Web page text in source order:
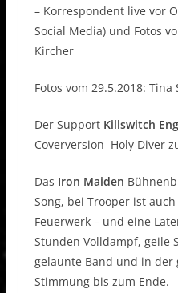
– Korrespondent live vor
Social Media) und Fotos
Kircher
Fotos vom 29.5.2018: Tina
Der Support Killswitch
Coverversion Holy Diver
Das Iron Maiden
Song, bei Trooper ist
Feuerwerk – und eine
Stunden Volldampf, geile
gelaunte Band und in der
Stimmung bis zum Ende.